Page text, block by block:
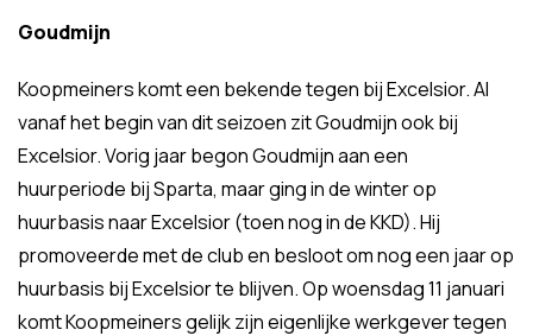
Goudmijn
Koopmeiners komt een bekende tegen bij Excelsior. Al
vanaf het begin van dit seizoen zit Goudmijn ook bij
Excelsior. Vorig jaar begon Goudmijn aan een
huurperiode bij Sparta, maar ging in de winter op
huurbasis naar Excelsior (toen nog in de KKD). Hij
promoveerde met de club en besloot om nog een jaar op
huurbasis bij Excelsior te blijven. Op woensdag 11 januari
komt Koopmeiners gelijk zijn eigenlijke werkgever tegen